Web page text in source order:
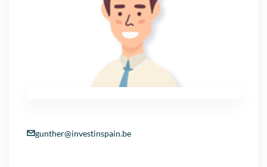
gunther@investinspain.be